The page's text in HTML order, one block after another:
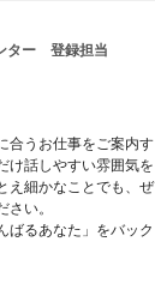
ター 登録担当
合うお仕事をご案内す
け話しやすい雰囲気を
え細かなことでも、ぜ
い。
ばるあなた」をバック